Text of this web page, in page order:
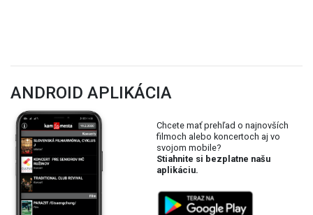
ANDROID APLIKÁCIA
Chcete mať prehľad o najnovších
filmoch alebo koncertoch aj vo
svojom mobile?
Stiahnite si bezplatne našu
aplikáciu.